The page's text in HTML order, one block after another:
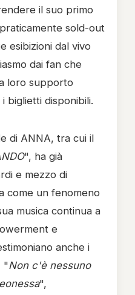
il suo primo
sold-out
esibizioni dal vivo
dai fan che
loro supporto
biglietti disponibili.
di ANNA, tra cui il
", ha già
e mezzo di
come un fenomeno
musica continua a
e
anche i
"Non c'è nessuno
",